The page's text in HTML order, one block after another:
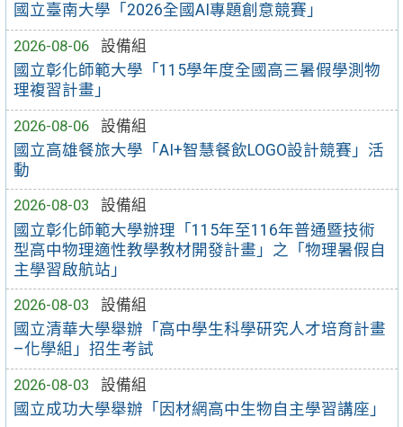
國立臺南大學「2026全國AI專題創意競賽」
2026-08-06
設備組
國立彰化師範大學「115學年度全國高三暑假學測物
理複習計畫」
2026-08-06
設備組
國立高雄餐旅大學「AI+智慧餐飲LOGO設計競賽」活
動
2026-08-03
設備組
國立彰化師範大學辦理「115年至116年普通暨技術
型高中物理適性教學教材開發計畫」之「物理暑假自
主學習啟航站」
2026-08-03
設備組
國立清華大學舉辦「高中學生科學研究人才培育計畫
–化學組」招生考試
2026-08-03
設備組
國立成功大學舉辦「因材網高中生物自主學習講座」